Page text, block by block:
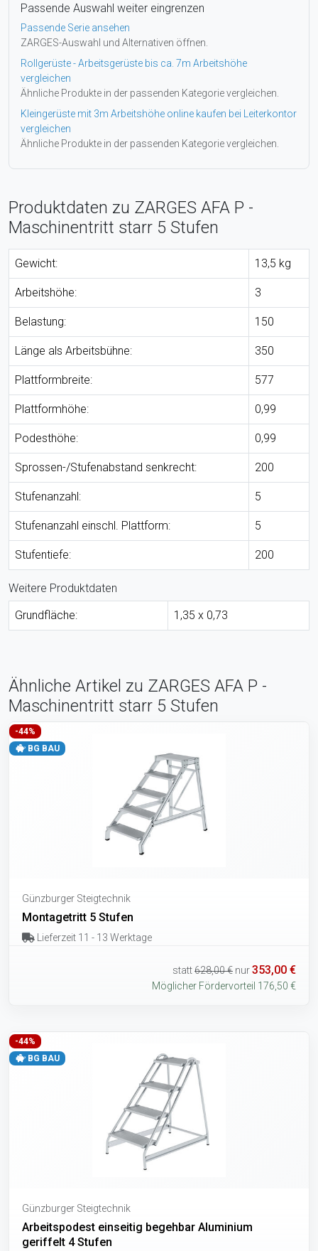
Passende Auswahl weiter eingrenzen
Passende Serie ansehen
ZARGES-Auswahl und Alternativen öffnen.
Rollgerüste - Arbeitsgerüste bis ca. 7m Arbeitshöhe
vergleichen
Ähnliche Produkte in der passenden Kategorie vergleichen.
Kleingerüste mit 3m Arbeitshöhe online kaufen bei Leiterkontor
vergleichen
Ähnliche Produkte in der passenden Kategorie vergleichen.
Produktdaten zu ZARGES AFA P -
Maschinentritt starr 5 Stufen
Gewicht: 13,5 kg
Arbeitshöhe: 3
Belastung: 150
Länge als Arbeitsbühne: 350
Plattformbreite: 577
Plattformhöhe: 0,99
Podesthöhe: 0,99
Sprossen-/Stufenabstand senkrecht: 200
Stufenanzahl: 5
Stufenanzahl einschl. Plattform: 5
Stufentiefe: 200
Weitere Produktdaten
Grundfläche:
1,35 x 0,73
Ähnliche Artikel zu ZARGES AFA P -
Maschinentritt starr 5 Stufen
-44%
BG BAU
Günzburger Steigtechnik
Montagetritt 5 Stufen
Lieferzeit 11 - 13 Werktage
statt628,00 € nur353,00 €
Möglicher Fördervorteil 176,50 €
-44%
BG BAU
Günzburger Steigtechnik
Arbeitspodest einseitig begehbar Aluminium
geriffelt 4 Stufen